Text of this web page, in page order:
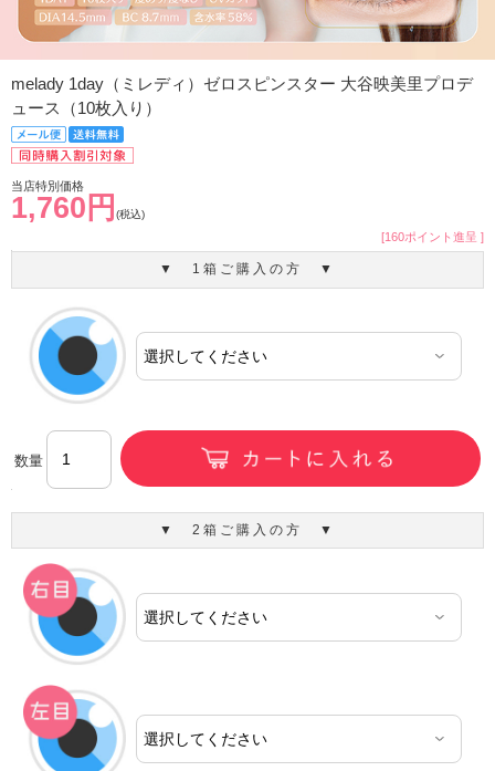
melady 1day（ミレディ）ゼロスピンスター 大谷映美里プロデ
ュース（10枚入り）
当店特別価格
1,760円 (税込)
[160ポイント進呈 ]
▼ 1箱ご購入の方 ▼
数量
▼ 2箱ご購入の方 ▼